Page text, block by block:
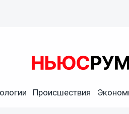
Происшествия